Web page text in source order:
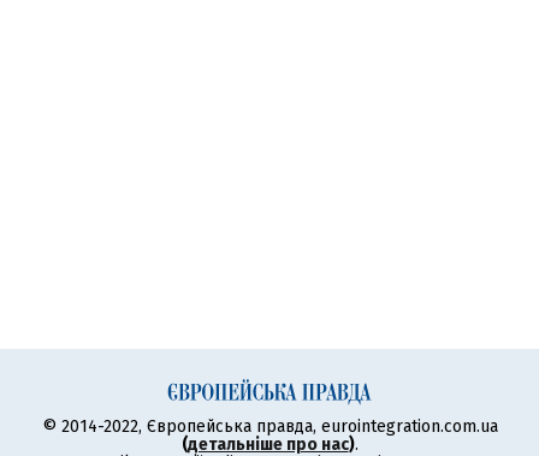
© 2014-2022, Європейська правда, eurointegration.com.ua
(детальніше про нас).